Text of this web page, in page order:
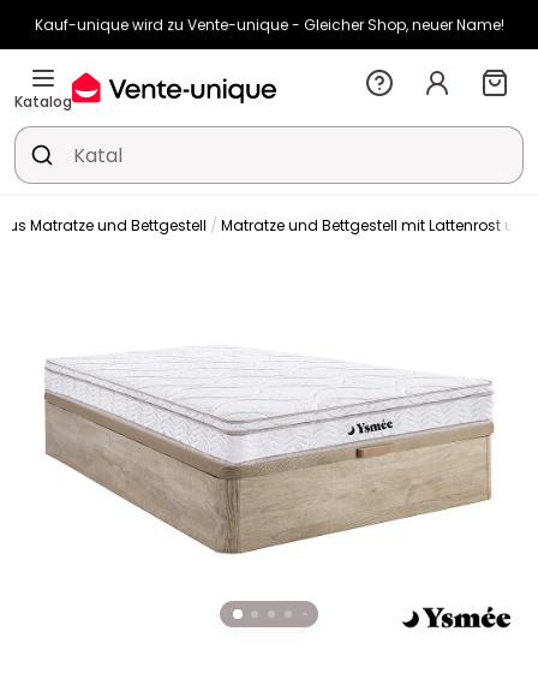
Kauf-unique wird zu Vente-unique - Gleicher Shop, neuer Name!
-10% ab €450 mitENJOY10auf Vente-unique-Produkte
Noch:
Katalog
Matratze und Bettgestell Matratze und Bettgestell mit Lattenrost und